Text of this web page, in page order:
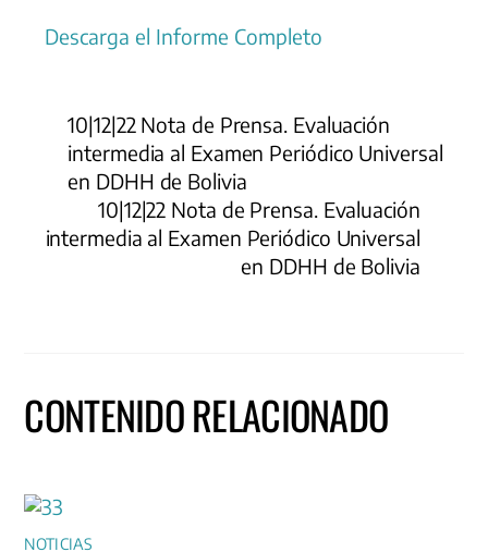
Descarga el Informe Completo
10|12|22 Nota de Prensa. Evaluación
intermedia al Examen Periódico Universal
en DDHH de Bolivia
10|12|22 Nota de Prensa. Evaluación
intermedia al Examen Periódico Universal
en DDHH de Bolivia
CONTENIDO RELACIONADO
NOTICIAS